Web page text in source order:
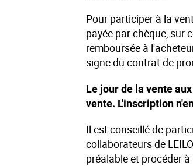
Pour participer à la
payée par chèque, sur
remboursée à
signe du contrat de
Le jour de la vente
vente. L'inscription
Il est conseillé de
collaborateurs de
préalable et procéder